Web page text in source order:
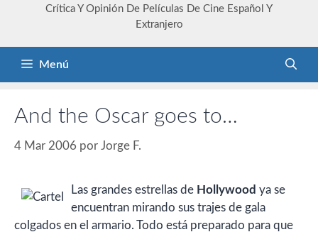
Crítica Y Opinión De Películas De Cine Español Y
Extranjero
Menú
And the Oscar goes to…
4 Mar 2006 por Jorge F.
Las grandes estrellas de Hollywood ya se
encuentran mirando sus trajes de gala
colgados en el armario. Todo está preparado para que